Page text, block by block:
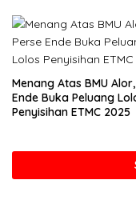
Menang Atas BMU
Ende Buka Peluang
Penyisihan ETMC 2025